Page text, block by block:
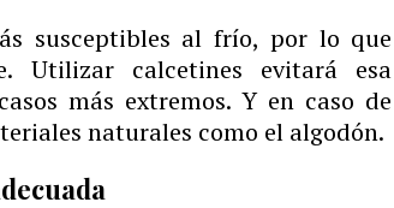
susceptibles al frío, por lo que
Utilizar calcetines evitará esa
más extremos. Y en caso de
naturales como el algodón.